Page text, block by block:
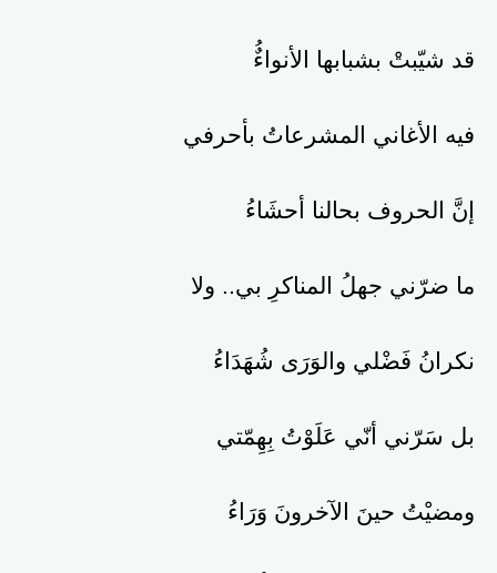
قد شيّبتْ بشبابها الأنواءٌُ
فيه الأغاني المشرعاتُ بأحرفي
إنَّ الحروف بحالنا أحشَاءُ
ما ضرّني جهلُ المناكرِ بي.. ولا
نكرانُ فَضْلي والوَرَى شُهَدَاءُ
بل سَرّني أنّي عَلَوْتُ بِهِمّتي
ومضيْتُ حينَ الآخرونَ وَرَاءُ